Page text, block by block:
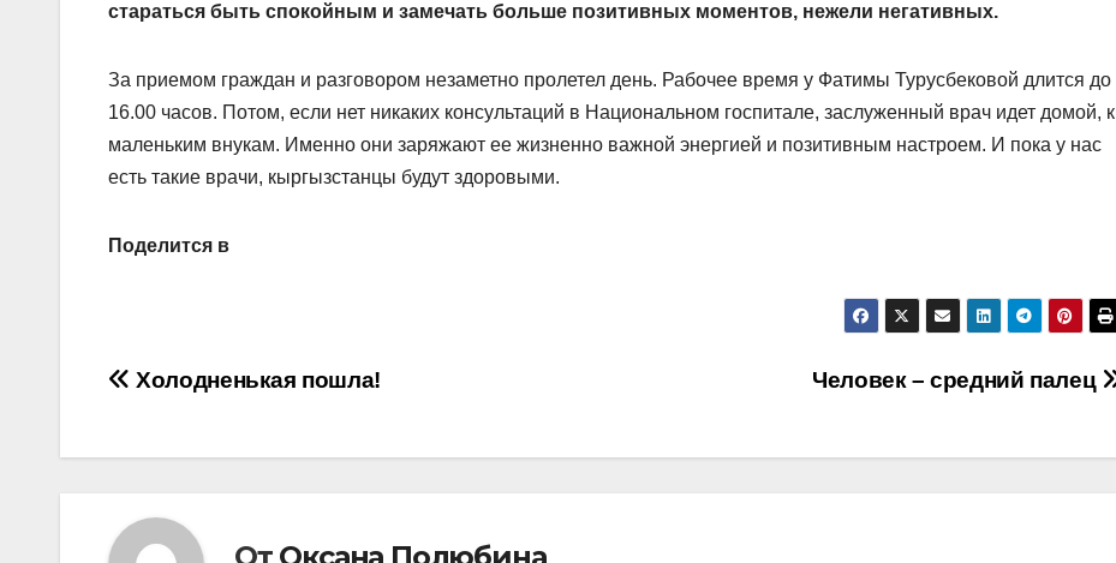
стараться быть спокойным и замечать больше позитивных моментов, нежели негативных.
За приемом граждан и разговором незаметно пролетел день. Рабочее время у Фатимы Турусбековой длится до
16.00 часов. Потом, если нет никаких консультаций в Национальном госпитале, заслуженный врач идет домой, к
маленьким внукам. Именно они заряжают ее жизненно важной энергией и позитивным настроем. И пока у нас
есть такие врачи, кыргызстанцы будут здоровыми.
Поделится в
Навигация
Человек – средний палец
Холодненькая пошла!